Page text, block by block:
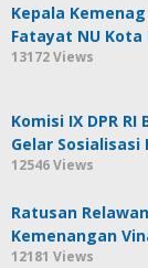
Kepala
Fatayat NU Kota
13172 Views
Komisi IX DPR
Gelar
12546 Views
Ratusan
Kemenangan
12181 Views